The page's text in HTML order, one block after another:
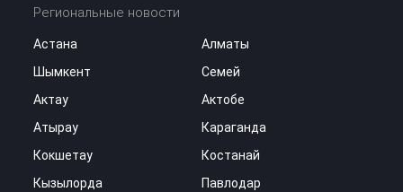
Региональные новости
Астана
Алматы
Шымкент
Семей
Актау
Актобе
Атырау
Караганда
Кокшетау
Костанай
Кызылорда
Павлодар